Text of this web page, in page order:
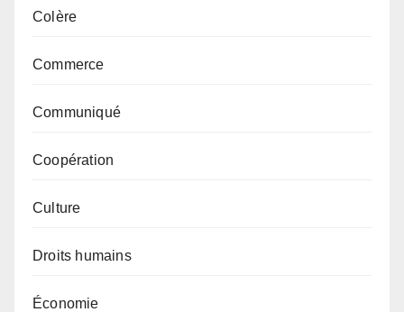
Colère
Commerce
Communiqué
Coopération
Culture
Droits humains
Économie